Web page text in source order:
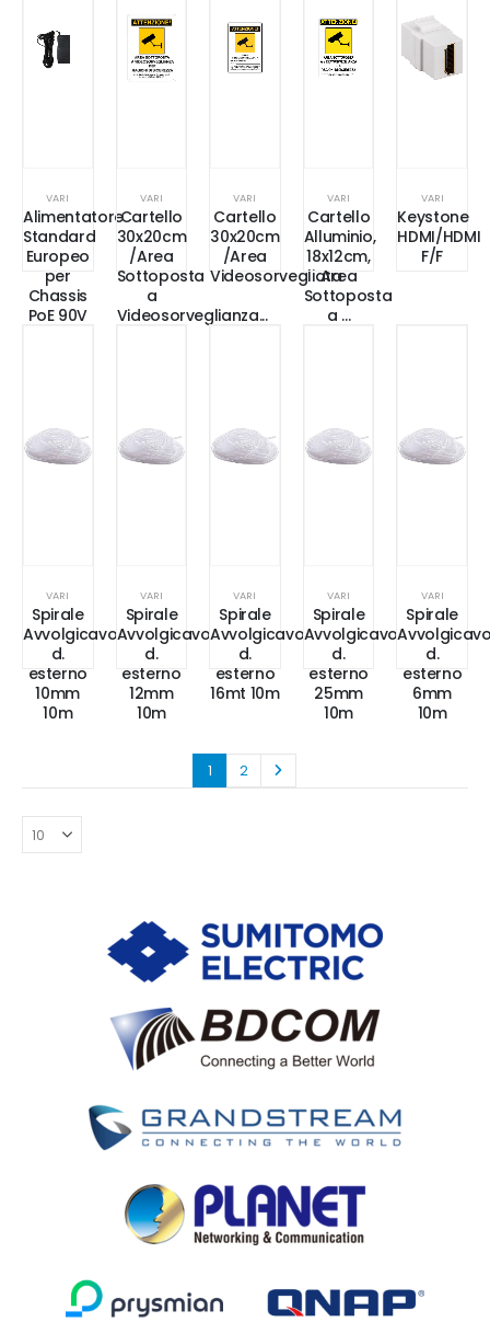
VARI
Alimentatore
Standard
Europeo
per
Chassis
PoE 90V
VARI
Cartello
30x20cm
/Area
Sottoposta
a
Videosorveglianza...
VARI
Cartello
30x20cm
/Area
Videosorvegliata
VARI
Cartello
Alluminio,
18x12cm,
Area
Sottoposta
a …
VARI
Keystone
HDMI/HDMI
F/F
VARI
Spirale
Avvolgicavo
d.
esterno
10mm
10m
VARI
Spirale
Avvolgicavo
d.
esterno
12mm
10m
VARI
Spirale
Avvolgicavo
d.
esterno
16mt 10m
VARI
Spirale
Avvolgicavo
d.
esterno
25mm
10m
VARI
Spirale
d.
esterno
6mm
10m
1 2